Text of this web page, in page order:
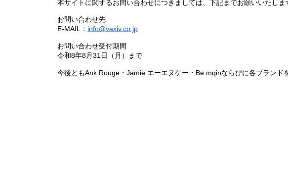
本サイトに関するお問い合わせにつきましては、下記までお願いいたしま
お問い合わせ先
E-MAIL： info@vaxiv.co.jp
お問い合わせ受付期間
令和8年8月31日（月）まで
今後ともAnk Rouge・Jamie エーエヌケー・Be mqinならびに各ブランド